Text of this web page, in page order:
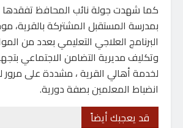
كما شهدت جولة نائب المحافظ تفقدها
بمدرسة المستقبل المشتركة بالقرية،
البرنامج العلاجي التعليمي بعدد من
وتكليف مديرية التضامن الاجتماعي
لخدمة أهالي القرية ، مشددة على مرور
انضباط المعلمين بصفة دورية.
قد يعجبك أيضاً